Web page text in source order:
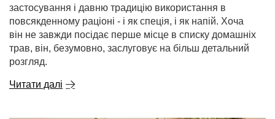
застосування і давню традицію використання в
повсякденному раціоні - і як спеція, і як напій. Хоча
він не завжди посідає перше місце в списку домашніх
трав, він, безумовно, заслуговує на більш детальний
розгляд.
Читати далі